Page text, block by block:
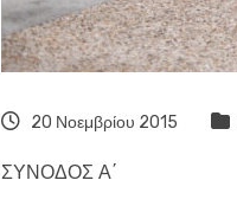
20 Νοεμβρίου 2015
ΣΥΝΟΔΟΣ Α΄